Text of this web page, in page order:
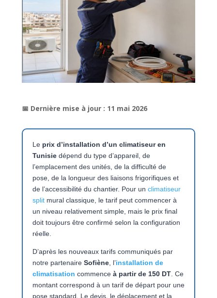
📅 Dernière mise à jour : 11 mai 2026
Le prix d’installation d’un climatiseur en
Tunisiedépend du type d’appareil, de
l’emplacement des unités, de la difficulté de
pose, de la longueur des liaisons frigorifiques et
de l’accessibilité du chantier. Pour un climatiseur
splitmural classique, le tarif peut commencer à
un niveau relativement simple, mais le prix final
doit toujours être confirmé selon la configuration
réelle.
D’après les nouveaux tarifs communiqués par
notre partenaire Sofiène, l’installation de
climatisation commence à partir de 150 DT. Ce
montant correspond à un tarif de départ pour une
pose standard. Le devis, le déplacement et la